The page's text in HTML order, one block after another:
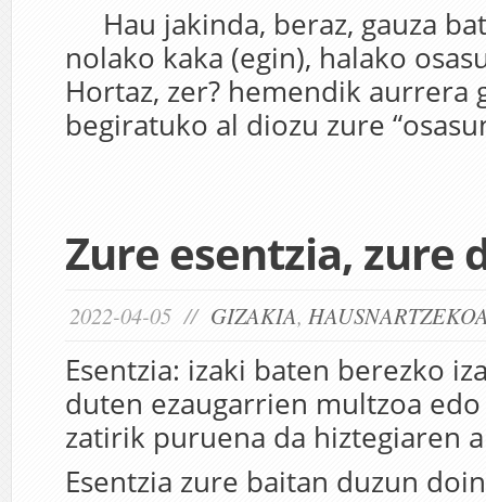
Hau jakinda, beraz, gauza
nolako kaka (egin), halako
Hortaz, zer? hemendik aurrera
begiratuko al diozu zure
Zure esentzia, zure
2022-04-05 // GIZAKIA,
Esentzia: izaki baten berezko
duten ezaugarrien multzoa
zatirik puruena da hiztegiaren
Esentzia zure baitan duzun